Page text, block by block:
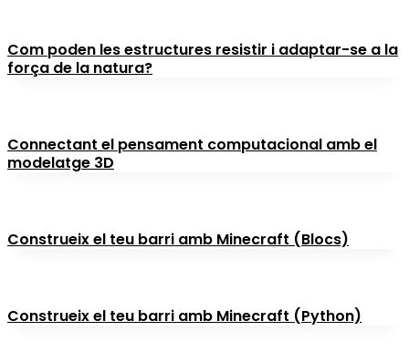
Com poden les estructures resistir i adaptar-se a la
força de la natura?
Connectant el pensament computacional amb el
modelatge 3D
Construeix el teu barri amb Minecraft (Blocs)
Construeix el teu barri amb Minecraft (Python)